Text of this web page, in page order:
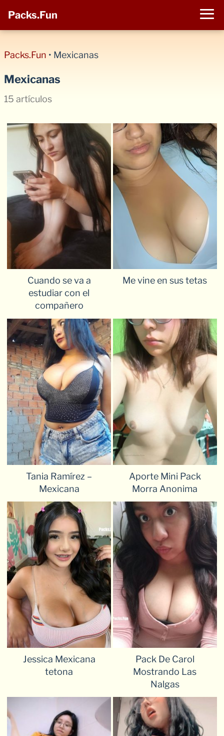
Packs.Fun
Packs.Fun • Mexicanas
Mexicanas
15 artículos
Cuando se va a
estudiar con el
compañero
Me vine en sus tetas
Tania Ramírez –
Mexicana
Aporte Mini Pack
Morra Anonima
Jessica Mexicana
tetona
Pack De Carol
Mostrando Las
Nalgas